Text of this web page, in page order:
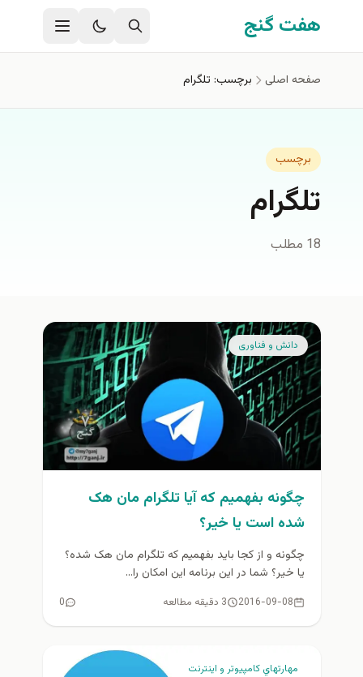
رفتن به محتوای اصلی
هفت گنج
صفحه اصلی برچسب: تلگرام
برچسب
تلگرام
18 مطلب
دانش و فناوری
چگونه بفهمیم که‌ آیا تلگرام مان هک
شده است یا خیر؟
چگونه و از کجا باید بفهمیم که تلگرام مان هک شده؟
یا خیر؟ شما در این برنامه این امکان را...
2016-09-08 3 دقیقه مطالعه 0
مهارتهاي كامپيوتر و اينترنت